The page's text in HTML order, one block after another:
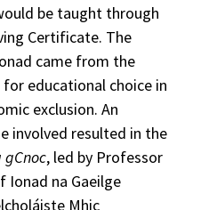
be taught through
Certificate. The
came from the
educational choice in
exclusion. An
involved resulted in the
, led by Professor
Ionad na Gaeilge
Mhic